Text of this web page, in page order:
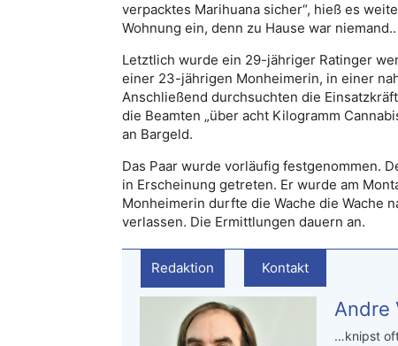
verpacktes Marihuana sicher“, hieß es
Wohnung ein, denn zu Hause war niemand..
Letztlich wurde ein 29-jähriger Ratinger
einer 23-jährigen Monheimerin, in einer
Anschließend durchsuchten die
die Beamten „über acht Kilogramm
an Bargeld.
Das Paar wurde vorläufig festgenommen.
in Erscheinung getreten. Er wurde am
Monheimerin durfte die Wache die Wache
verlassen. Die Ermittlungen dauern an.
Redaktion Kontakt
Andre
…knipst